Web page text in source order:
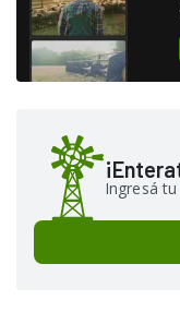
Ingresá